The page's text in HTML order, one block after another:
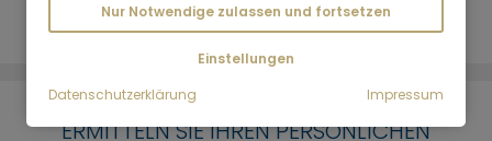
Kartenansicht
ERMITTELN SIE IHREN PERSÖNLICHEN
Nur Notwendige zulassen und fortsetzen
Einstellungen
Datenschutzerklärung
Impressum